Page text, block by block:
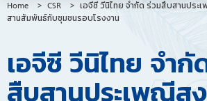
Home > CSR >
เอจีซี วีนิไทย จำกัด ร่วมสืบสานประ
สานสัมพันธ์กับชุมชนรอบโรงงาน
เอจีซี วีนิไทย จำกั
สืบสานประเพณีส